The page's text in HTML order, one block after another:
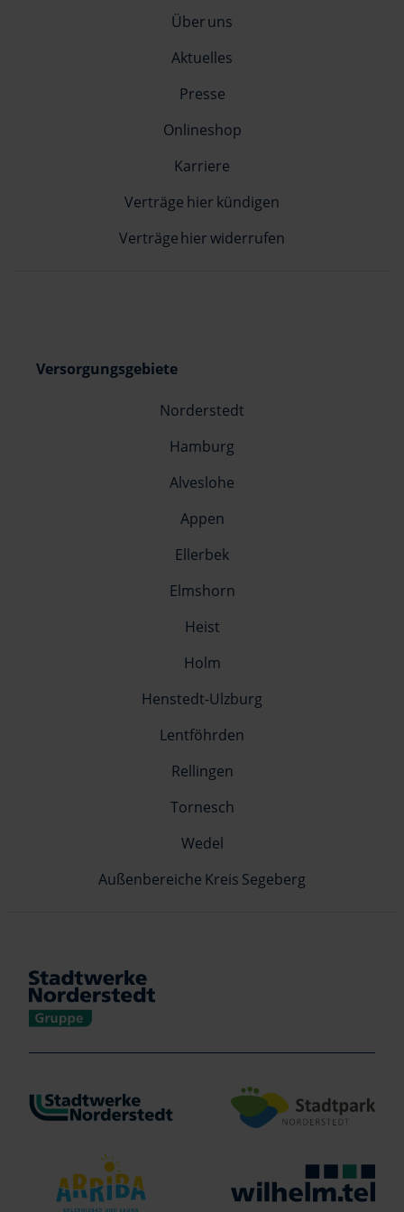
Über uns
Aktuelles
Presse
Onlineshop
Karriere
Verträge hier kündigen
Verträge hier widerrufen
Versorgungsgebiete
Norderstedt
Hamburg
Alveslohe
Appen
Ellerbek
Elmshorn
Heist
Holm
Henstedt-Ulzburg
Lentföhrden
Rellingen
Tornesch
Wedel
Außenbereiche Kreis Segeberg